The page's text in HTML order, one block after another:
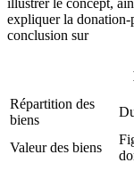
expliquer la donation-
conclusion sur
Répartition des
biens
Valeur des biens